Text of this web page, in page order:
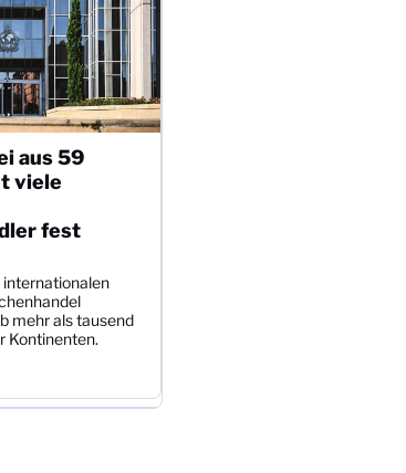
aus 59
viele
fest
mehr als tausend
Kontinenten.